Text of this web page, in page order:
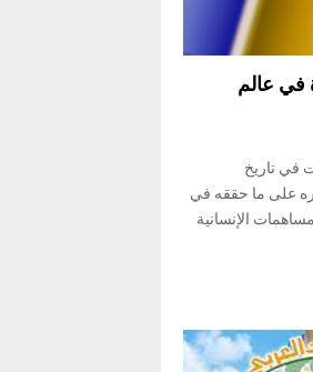
في عالم
في تاريخ
على ما حققه في
الإنسانية